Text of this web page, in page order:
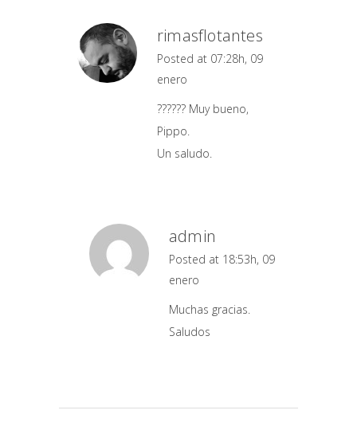
rimasflotantes
Posted at 07:28h, 09
enero
?????? Muy bueno,
Pippo.
Un saludo.
admin
Posted at 18:53h, 09
enero
Muchas gracias.
Saludos